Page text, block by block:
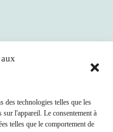
technologies telles que les
l'appareil. Le consentement à
telles que le comportement de